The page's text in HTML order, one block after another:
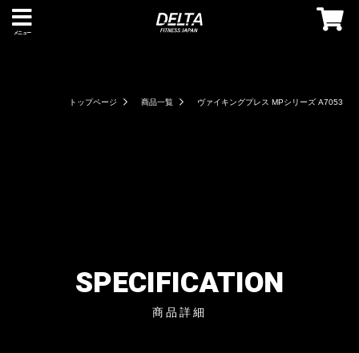
メニュー
トップページ 商品一覧 ヴァイキングプレス MPシリーズ A7053
SPECIFICATION
商品詳細